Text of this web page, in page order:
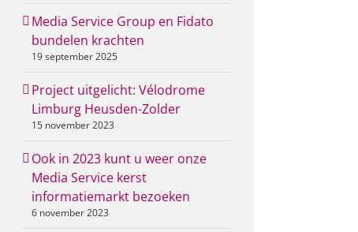
Media Service Group en Fidato
bundelen krachten
19 september 2025
Project uitgelicht: Vélodrome
Limburg Heusden-Zolder
15 november 2023
Ook in 2023 kunt u weer onze
Media Service kerst
informatiemarkt bezoeken
6 november 2023